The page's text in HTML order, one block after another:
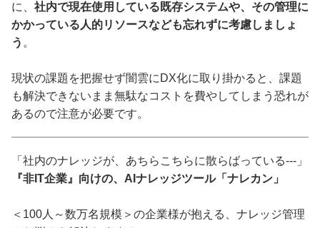
に、 社内で現在使用している既存システムや、その管理に
かかっている人的リソースなども忘れずに考慮しましょ
う 。
現状の課題を把握せず闇雲にDX化に取り掛かると、課題
も解決できないまま無駄なコストを費やしてしまう恐れが
あるので注意が必要です。
「社内のナレッジが、あちらこちらに散らばっている---」
『非IT企業』向けの、AIナレッジツール「ナレカン」
＜100人～数万名規模＞の企業様が抱える、ナレッジ管理